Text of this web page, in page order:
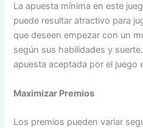
La apuesta mínima en este
puede resultar atractivo para
que deseen empezar con un
según sus habilidades y
apuesta aceptada por el juego
Maximizar Premios
Los premios pueden variar